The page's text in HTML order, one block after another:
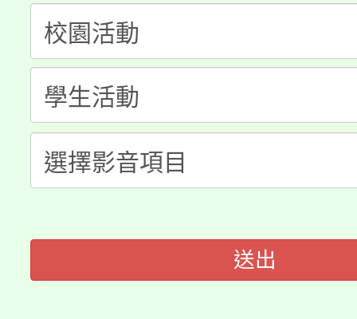
程
「本色祭」8/29、30在
場熱烈登場!
8/21下午1時於龍潭區
徵才活動。
YOUNG桃局內行報名
局官網。
8月14至27日，桃園電
開!
115年桃園市運動會8/
視費優惠，中低收入戶
大園自造教育及科技
送出